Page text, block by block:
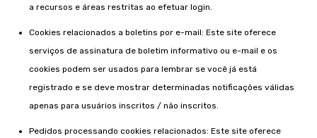
a recursos e áreas restritas ao efetuar login.
Cookies relacionados a boletins por e-mail: Este site oferece
serviços de assinatura de boletim informativo ou e-mail e os
cookies podem ser usados ​​para lembrar se você já está
registrado e se deve mostrar determinadas notificações válidas
apenas para usuários inscritos / não inscritos.
Pedidos processando cookies relacionados: Este site oferece